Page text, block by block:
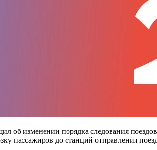
об изменении порядка следования
пассажиров до станций отправления